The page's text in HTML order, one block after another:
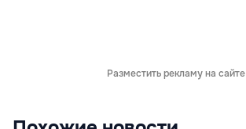
Разместить рекламу на сайте